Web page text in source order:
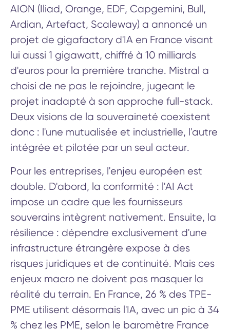
AION (Iliad, Orange, EDF, Capgemini, Bull,
Ardian, Artefact, Scaleway) a annoncé un
projet de gigafactory d'IA en France visant
lui aussi 1 gigawatt, chiffré à 10 milliards
d'euros pour la première tranche. Mistral a
choisi de ne pas le rejoindre, jugeant le
projet inadapté à son approche full-stack.
Deux visions de la souveraineté coexistent
donc : l'une mutualisée et industrielle, l'autre
intégrée et pilotée par un seul acteur.
Pour les entreprises, l'enjeu européen est
double. D'abord, la conformité : l'AI Act
impose un cadre que les fournisseurs
souverains intègrent nativement. Ensuite, la
résilience : dépendre exclusivement d'une
infrastructure étrangère expose à des
risques juridiques et de continuité. Mais ces
enjeux macro ne doivent pas masquer la
réalité du terrain. En France, 26 % des TPE-
PME utilisent désormais l'IA, avec un pic à 34
% chez les PME, selon le baromètre France